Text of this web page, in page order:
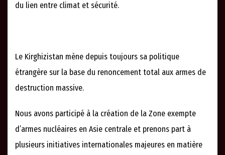
du lien entre climat et sécurité.
Le Kirghizistan mène depuis toujours sa politique
étrangère sur la base du renoncement total aux armes de
destruction massive.
Nous avons participé à la création de la Zone exempte
d’armes nucléaires en Asie centrale et prenons part à
plusieurs initiatives internationales majeures en matière